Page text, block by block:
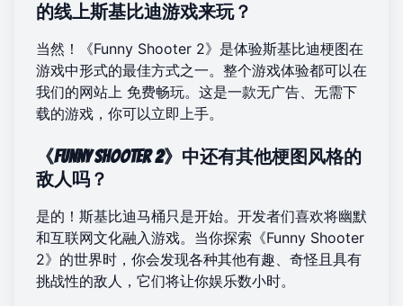
的线上斯基比迪游戏来玩？
当然！《Funny Shooter 2》是体验斯基比迪梗图在
游戏中形式的最佳方式之一。整个游戏体验都可以在
我们的网站上 免费畅玩。这是一款无广告、无需下
载的游戏，你可以立即上手。
《Funny Shooter 2》中还有其他梗图风格的
敌人吗？
是的！斯基比迪马桶只是开始。开发者们喜欢将幽默
和互联网文化融入游戏。当你探索《Funny Shooter
2》的世界时，你会发现各种其他有趣、奇怪且具有
挑战性的敌人，它们将让你娱乐数小时。